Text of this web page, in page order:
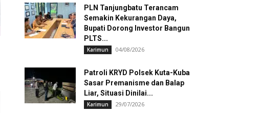
PLN Tanjungbatu Terancam
Semakin Kekurangan Daya,
Bupati Dorong Investor Bangun
PLTS...
Karimun 04/08/2026
Patroli KRYD Polsek Kuta-Kuba
Sasar Premanisme dan Balap
Liar, Situasi Dinilai...
Karimun 29/07/2026